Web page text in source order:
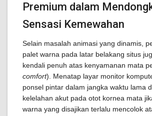
Premium dalam
Sensasi Kemewahan
Selain masalah animasi yang dinamis,
palet warna pada latar belakang situs
kendali penuh atas kenyamanan mata
comfort). Menatap layar monitor
ponsel pintar dalam jangka waktu lama
kelelahan akut pada otot kornea mata
warna yang disajikan terlalu mencolok